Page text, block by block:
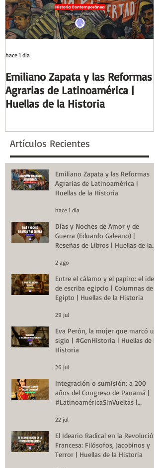
Emiliano Zapata y las Reformas
Agrarias de Latinoamérica |
Huellas de la Historia
hace 1 día
Artículos Recientes
Emiliano Zapata y las Reformas
Agrarias de Latinoamérica |
Huellas de la Historia
hace 1 día
Días y Noches de Amor y de
Guerra (Eduardo Galeano) |
Reseñas de Libros | Huellas de la
2 ago
Entre el cálamo y el papiro: el ideal
de escriba egipcio | Columnas de
Egipto | Huellas de la Historia
29 jul
Eva Perón, la mujer que marcó un
siglo | #GenHistoria | Huellas de la
Historia
26 jul
Integración o sumisión: a 200
años del Congreso de Panamá |
#LatinoaméricaSinVueltas |
22 jul
El Ideario Radical en la Revolución
Francesa: Filósofos, Jacobinos y
Terror | Huellas de la Historia